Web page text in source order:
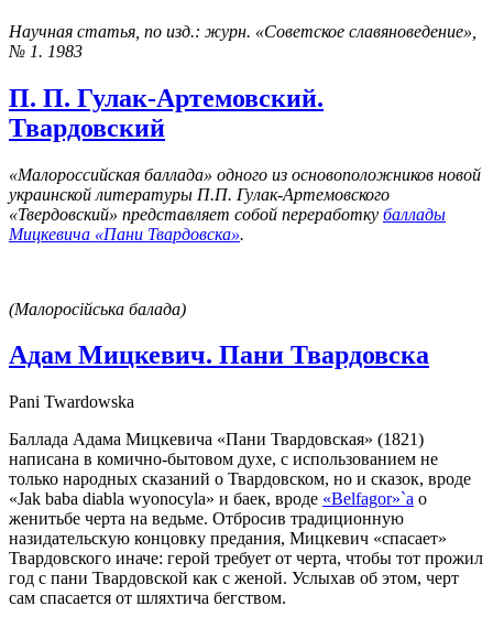
Научная статья, по изд.: журн. «Советское славяноведение»,
№ 1. 1983
П. П. Гулак-Артемовский.
Твардовский
«Малороссийская баллада» одного из основоположников новой
украинской литературы П.П. Гулак-Артемовского
«Твердовский» представляет собой переработку баллады
Мицкевича «Пани Твардовска».
(Малоросійська балада)
Адам Мицкевич. Пани Твардовска
Pani Twardowska
Баллада Адама Мицкевича «Пани Твардовская» (1821)
написана в комично-бытовом духе, с использованием не
только народных сказаний о Твардовском, но и сказок, вроде
«Jak baba diabla wyonocyla» и баек, вроде «Belfagor»`а о
женитьбе черта на ведьме. Отбросив традиционную
назидательскую концовку предания, Мицкевич «спасает»
Твардовского иначе: герой требует от черта, чтобы тот прожил
год с пани Твардовской как с женой. Услыхав об этом, черт
сам спасается от шляхтича бегством.